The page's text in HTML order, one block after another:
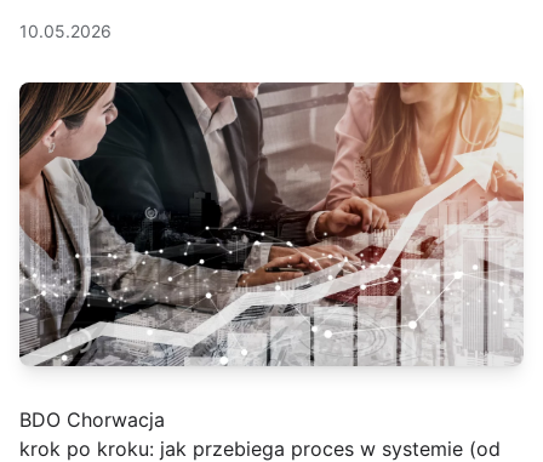
10.05.2026
BDO Chorwacja
krok po kroku: jak przebiega proces w systemie (od